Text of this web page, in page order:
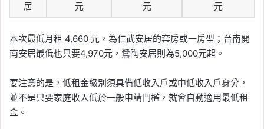
居
元
元
元
本次最低月租 4,660 元，為仁武安居的套房或一房型；台南開
南安居最低也只要4,970元，鶯陶安居則為5,000元起。
要注意的是，低租金級別須具備低收入戶或中低收入戶身分，
並不是只要家庭收入低於一般申請門檻，就會自動適用最低租
金。